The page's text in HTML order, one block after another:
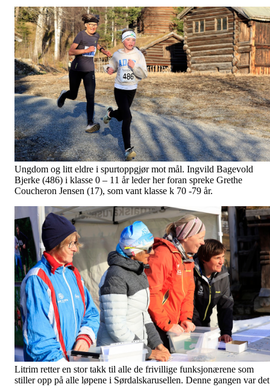
Ungdom og litt eldre i spurtoppgjør mot mål. Ingvild Bagevold
Bjerke (486) i klasse 0 – 11 år leder her foran spreke Grethe
Coucheron Jensen (17), som vant klasse k 70 -79 år.
Litrim retter en stor takk til alle de frivillige funksjonærene som
stiller opp på alle løpene i Sørdalskarusellen. Denne gangen var det